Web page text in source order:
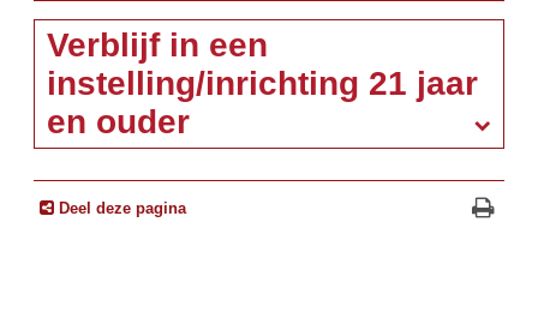
Verblijf in een
instelling/inrichting 21 jaar
en ouder
Deel deze pagina